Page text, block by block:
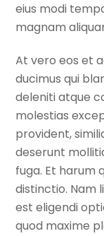
eius modi
magnam
At vero eos et
ducimus qui
deleniti atque
molestias
provident,
deserunt
fuga. Et harum
distinctio. Nam
est eligendi
quod maxime